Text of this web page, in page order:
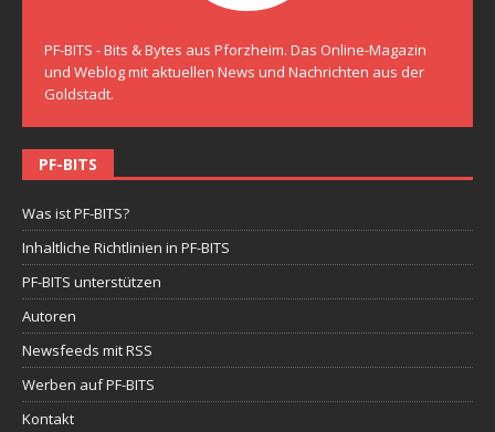
PF-BITS - Bits & Bytes aus Pforzheim. Das Online-Magazin
und Weblog mit aktuellen News und Nachrichten aus der
Goldstadt.
PF-BITS
Was ist PF-BITS?
Inhaltliche Richtlinien in PF-BITS
PF-BITS unterstützen
Autoren
Newsfeeds mit RSS
Werben auf PF-BITS
Kontakt